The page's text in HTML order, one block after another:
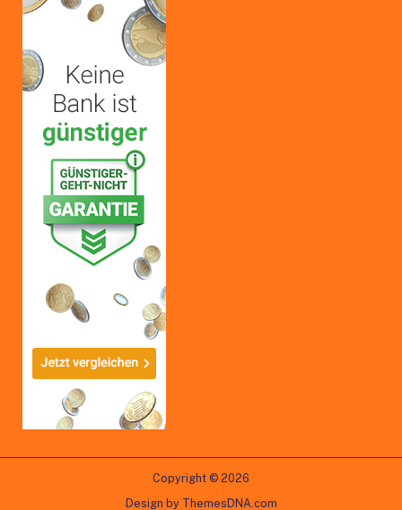
Copyright © 2026
Design by ThemesDNA.com